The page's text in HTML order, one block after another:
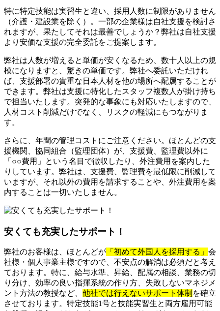
特に特定技能は実習生と違い、採用人数に制限がありません
（介護・建設業を除く）。一部の企業様は自社支援を検討さ
れますが、果たしてそれは最善でしょうか？弊社は自社支援
より安価な支援の完全委託をご提案します。
弊社は人数が増えると単価が安くなるため、数十人以上の規
模になりますと、驚きの単価です。弊社へ委託いただけれ
ば、支援部署の貴重な日本人材を他の場所へ配属することが
できます。弊社は支援に特化したスタッフ複数人が掛け持ち
で担当いたします。突発的な事象にも対応いたしますので、
人材コスト削減だけでなく、リスクの軽減にもつながりま
す。
さらに、年間の管理コストにご注意ください。ほとんどの支
援機関、協同組合（監理団体）が、支援費、監理費以外に
「○○費用」という名目で徴収したり、外注費用を案内した
りしています。弊社は、支援費、監理費を最低限に削減して
いますが、それ以外の費用を請求することや、外注費用を案
内することは一切いたしません。
安くても充実したサポート！
弊社のお客様は、ほとんどが 「初めて外国人を採用する」 会
社様・個人事業主様ですので、不安点の解消は必須だと考え
ております。特に、給与水準、昇給、配属の相談、業務の切
り分け、効率の良い指揮系統の作り方、失敗しないマネジメ
ント方法の教授など、 他社では行えないサポート体制 を確立
させております。特定技能1号と技能実習生と両方雇用可能